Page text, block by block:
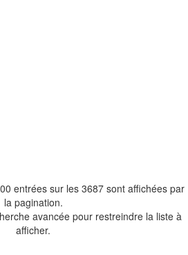
entrées sur les 3687 sont affichées par
la pagination.
avancée pour restreindre la liste à
afficher.